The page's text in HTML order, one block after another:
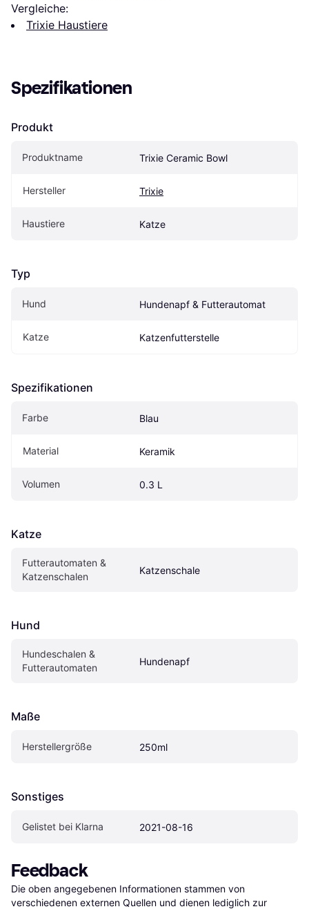
Vergleiche:
Trixie Haustiere
Spezifikationen
Produkt
Produktname Trixie Ceramic Bowl
Hersteller Trixie
Haustiere Katze
Typ
Hund Hundenapf & Futterautomat
Katze Katzenfutterstelle
Spezifikationen
Farbe Blau
Material Keramik
Volumen 0.3 L
Katze
Futterautomaten &
Katzenschalen
Katzenschale
Hund
Hundeschalen &
Futterautomaten
Hundenapf
Maße
Herstellergröße 250ml
Sonstiges
Gelistet bei Klarna 2021-08-16
Feedback
Die oben angegebenen Informationen stammen von
verschiedenen externen Quellen und dienen lediglich zur